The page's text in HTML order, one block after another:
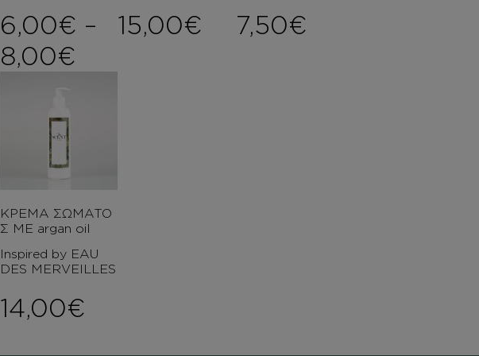
6,00€ –
8,00€Price range: 6,00€ through
15,00€ 7,50€
ΚΡΕΜΑ ΣΩΜΑΤΟ
Σ ΜΕ argan oil
Inspired by EAU
DES MERVEILLES
14,00€